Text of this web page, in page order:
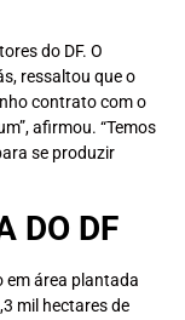
do DF. O
ressaltou que o
contrato com o
afirmou. “Temos
se produzir
DO DF
em área plantada
mil hectares de